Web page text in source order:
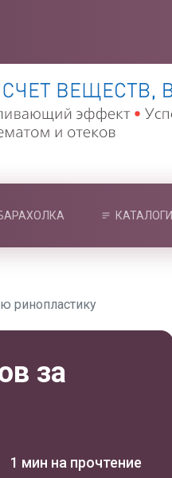
КАТАЛОГИ
ринопластику
за
1 мин на прочтение